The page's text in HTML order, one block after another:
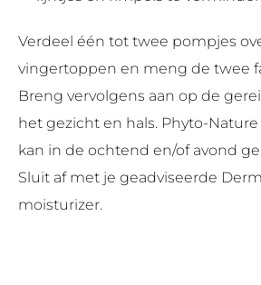
Verdeel één tot twee pompjes
vingertoppen en meng de twee
Breng vervolgens aan op de
het gezicht en hals. Phyto-
kan in de ochtend en/of avond
Sluit af met je geadviseerde
moisturizer.